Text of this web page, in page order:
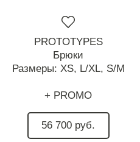
PROTOTYPES
Брюки
Размеры: XS, L/XL, S/M
+ PROMO
56 700 руб.